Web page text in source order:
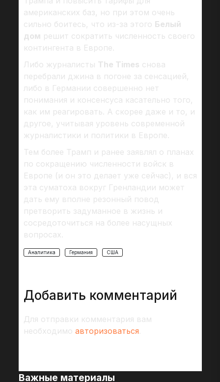
американских баз, но при этом очень
сильно боитесь, что из-за этого Белый
дом решит сократить численность своего
контингента в Европе.
Либо журналисты The Times снова
перебрали джина в погоне за сенсацией,
либо в Германии совершенно нет
понимания и консенсуса касательно того,
как им реагировать. А скорее даже и то, и
другое, учитывая уровень современной
журналистики и политики в Европе.
Тем более Трамп и ранее заявлял о планах
по сокращению численности войск в
Европе (и он это делает уже сейчас), и вся
эта суматоха вокруг Гренландии может
дать ему вполне резонный повод
претворить задуманное в жизнь и
сосредоточиться на более насущных
вопросах.
Аналитика Германия США
Добавить комментарий
Для отправки комментария вам
необходимо авторизоваться.
Важные материалы